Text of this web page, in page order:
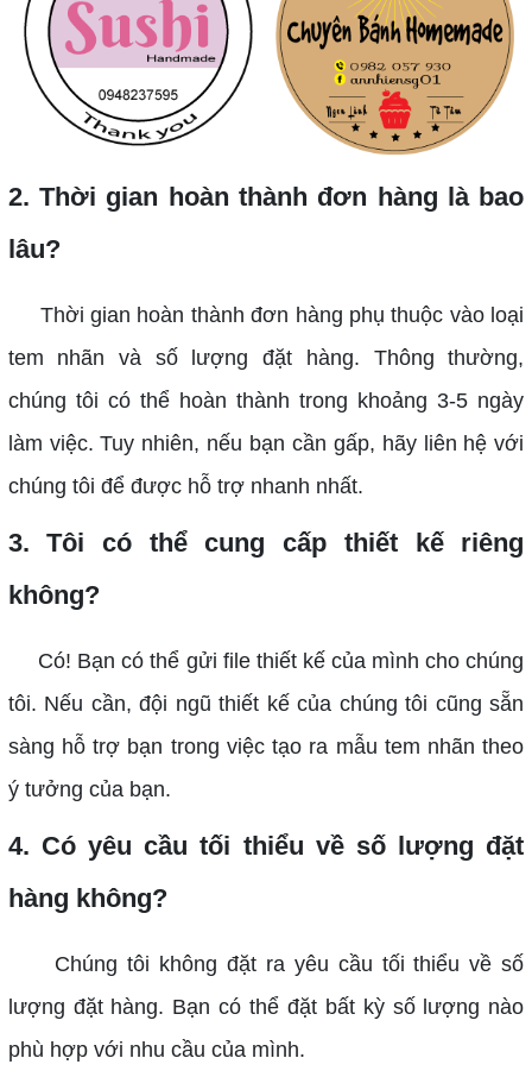
2. Thời gian hoàn thành đơn hàng là bao
lâu?
Thời gian hoàn thành đơn hàng phụ thuộc vào loại
tem nhãn và số lượng đặt hàng. Thông thường,
chúng tôi có thể hoàn thành trong khoảng 3-5 ngày
làm việc. Tuy nhiên, nếu bạn cần gấp, hãy liên hệ với
chúng tôi để được hỗ trợ nhanh nhất.
3. Tôi có thể cung cấp thiết kế riêng
không?
Có! Bạn có thể gửi file thiết kế của mình cho chúng
tôi. Nếu cần, đội ngũ thiết kế của chúng tôi cũng sẵn
sàng hỗ trợ bạn trong việc tạo ra mẫu tem nhãn theo
ý tưởng của bạn.
4. Có yêu cầu tối thiểu về số lượng đặt
hàng không?
Chúng tôi không đặt ra yêu cầu tối thiểu về số
lượng đặt hàng. Bạn có thể đặt bất kỳ số lượng nào
phù hợp với nhu cầu của mình.